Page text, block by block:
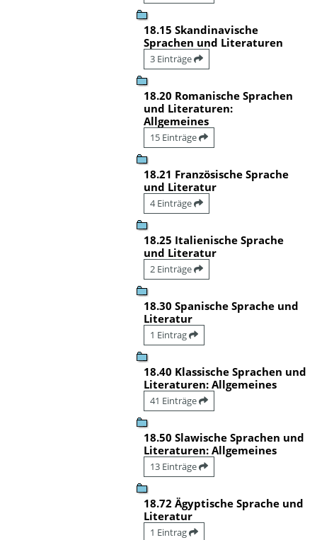
18.15 Skandinavische
Sprachen und Literaturen
3 Einträge
18.20 Romanische Sprachen
und Literaturen:
Allgemeines
15 Einträge
18.21 Französische Sprache
und Literatur
4 Einträge
18.25 Italienische Sprache
und Literatur
2 Einträge
18.30 Spanische Sprache und
Literatur
1 Eintrag
18.40 Klassische Sprachen und
Literaturen: Allgemeines
41 Einträge
18.50 Slawische Sprachen und
Literaturen: Allgemeines
13 Einträge
18.72 Ägyptische Sprache und
Literatur
1 Eintrag